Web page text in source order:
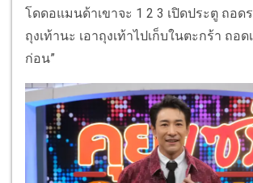
โดดอแมนด้าเขาจะ 1 2 3 เปิดประตู ถอด
ถุงเท้านะ เอาถุงเท้าไปเก็บในตะกร้า ถอ
ก่อน”